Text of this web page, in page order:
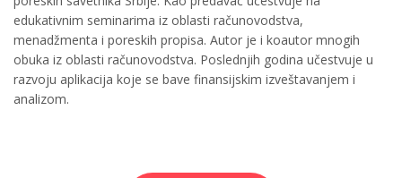
edukativnim seminarima iz oblasti računovodstva,
menadžmenta i poreskih propisa. Autor je i koautor mnogih
obuka iz oblasti računovodstva. Poslednjih godina učestvuje u
razvoju aplikacija koje se bave finansijskim izveštavanjem i
analizom.